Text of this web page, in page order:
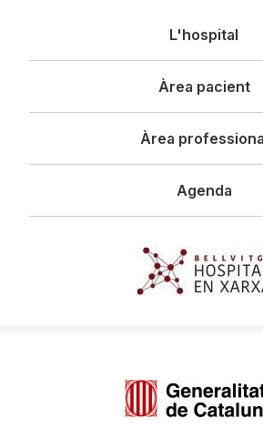
principal
L'hospital
Àrea pacient
Àrea
Agenda